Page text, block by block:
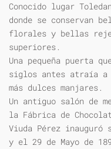
Conocido lugar
donde se conservan
florales y bellas
superiores.
Una pequeña puerta
siglos antes atraía a
más dulces manjares.
Un antiguo salón de
la Fábrica de
Viuda Pérez
y el 29 de Mayo de